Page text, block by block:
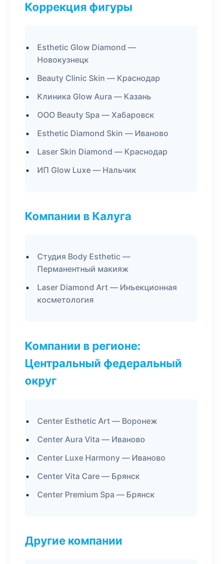
Коррекция фигуры
Esthetic Glow Diamond —
Новокузнецк
Beauty Clinic Skin — Краснодар
Клиника Glow Aura — Казань
ООО Beauty Spa — Хабаровск
Esthetic Diamond Skin — Иваново
Laser Skin Diamond — Краснодар
ИП Glow Luxe — Нальчик
Компании в Калуга
Студия Body Esthetic —
Перманентный макияж
Laser Diamond Art — Инъекционная
косметология
Компании в регионе:
Центральный федеральный
округ
Center Esthetic Art — Воронеж
Center Aura Vita — Иваново
Center Luxe Harmony — Иваново
Center Vita Care — Брянск
Center Premium Spa — Брянск
Другие компании